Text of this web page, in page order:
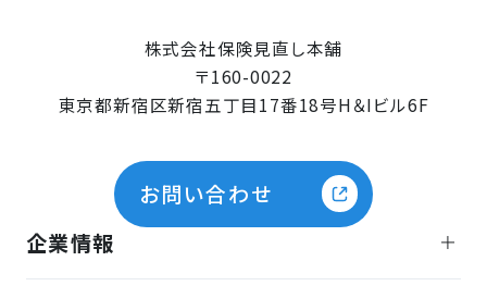
株式会社保険見直し本舗
〒160-0022
東京都新宿区新宿五丁目17番18号H＆Iビル6F
お問い合わせ
企業情報